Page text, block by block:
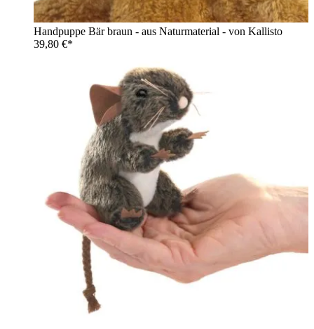
Handpuppe Bär braun - aus Naturmaterial - von Kallisto
39,80 €*